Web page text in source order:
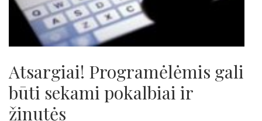
Atsargiai! Programėlėmis gali
būti sekami pokalbiai ir
žinutės